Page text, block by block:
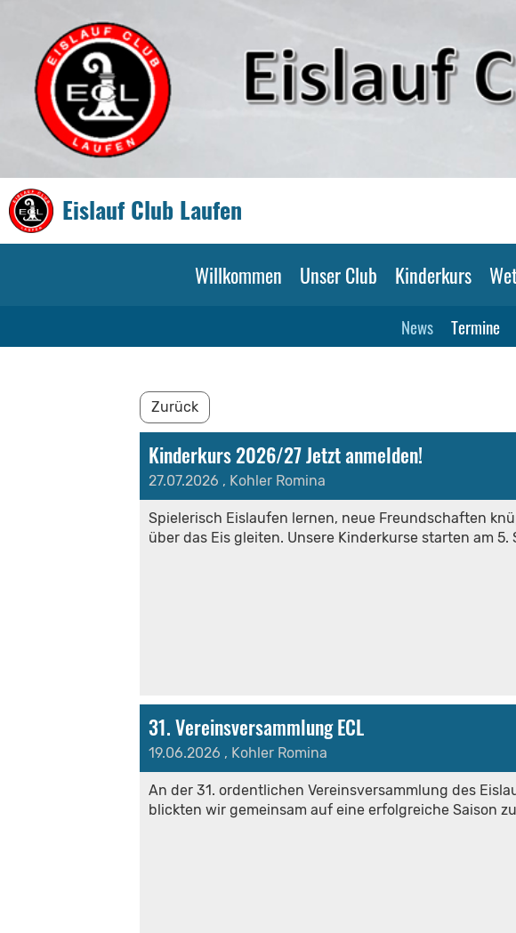
Eislauf Club Laufen
Willkommen Unser Club Kinderkurs
News Termine
Zurück
Kinderkurs 2026/27 Jetzt anmelden!
27.07.2026 , Kohler Romina
Spielerisch Eislaufen lernen, neue Freundschaften
über das Eis gleiten. Unsere Kinderkurse starten am 5.
31. Vereinsversammlung ECL
19.06.2026 , Kohler Romina
An der 31. ordentlichen Vereinsversammlung des
blickten wir gemeinsam auf eine erfolgreiche Saison